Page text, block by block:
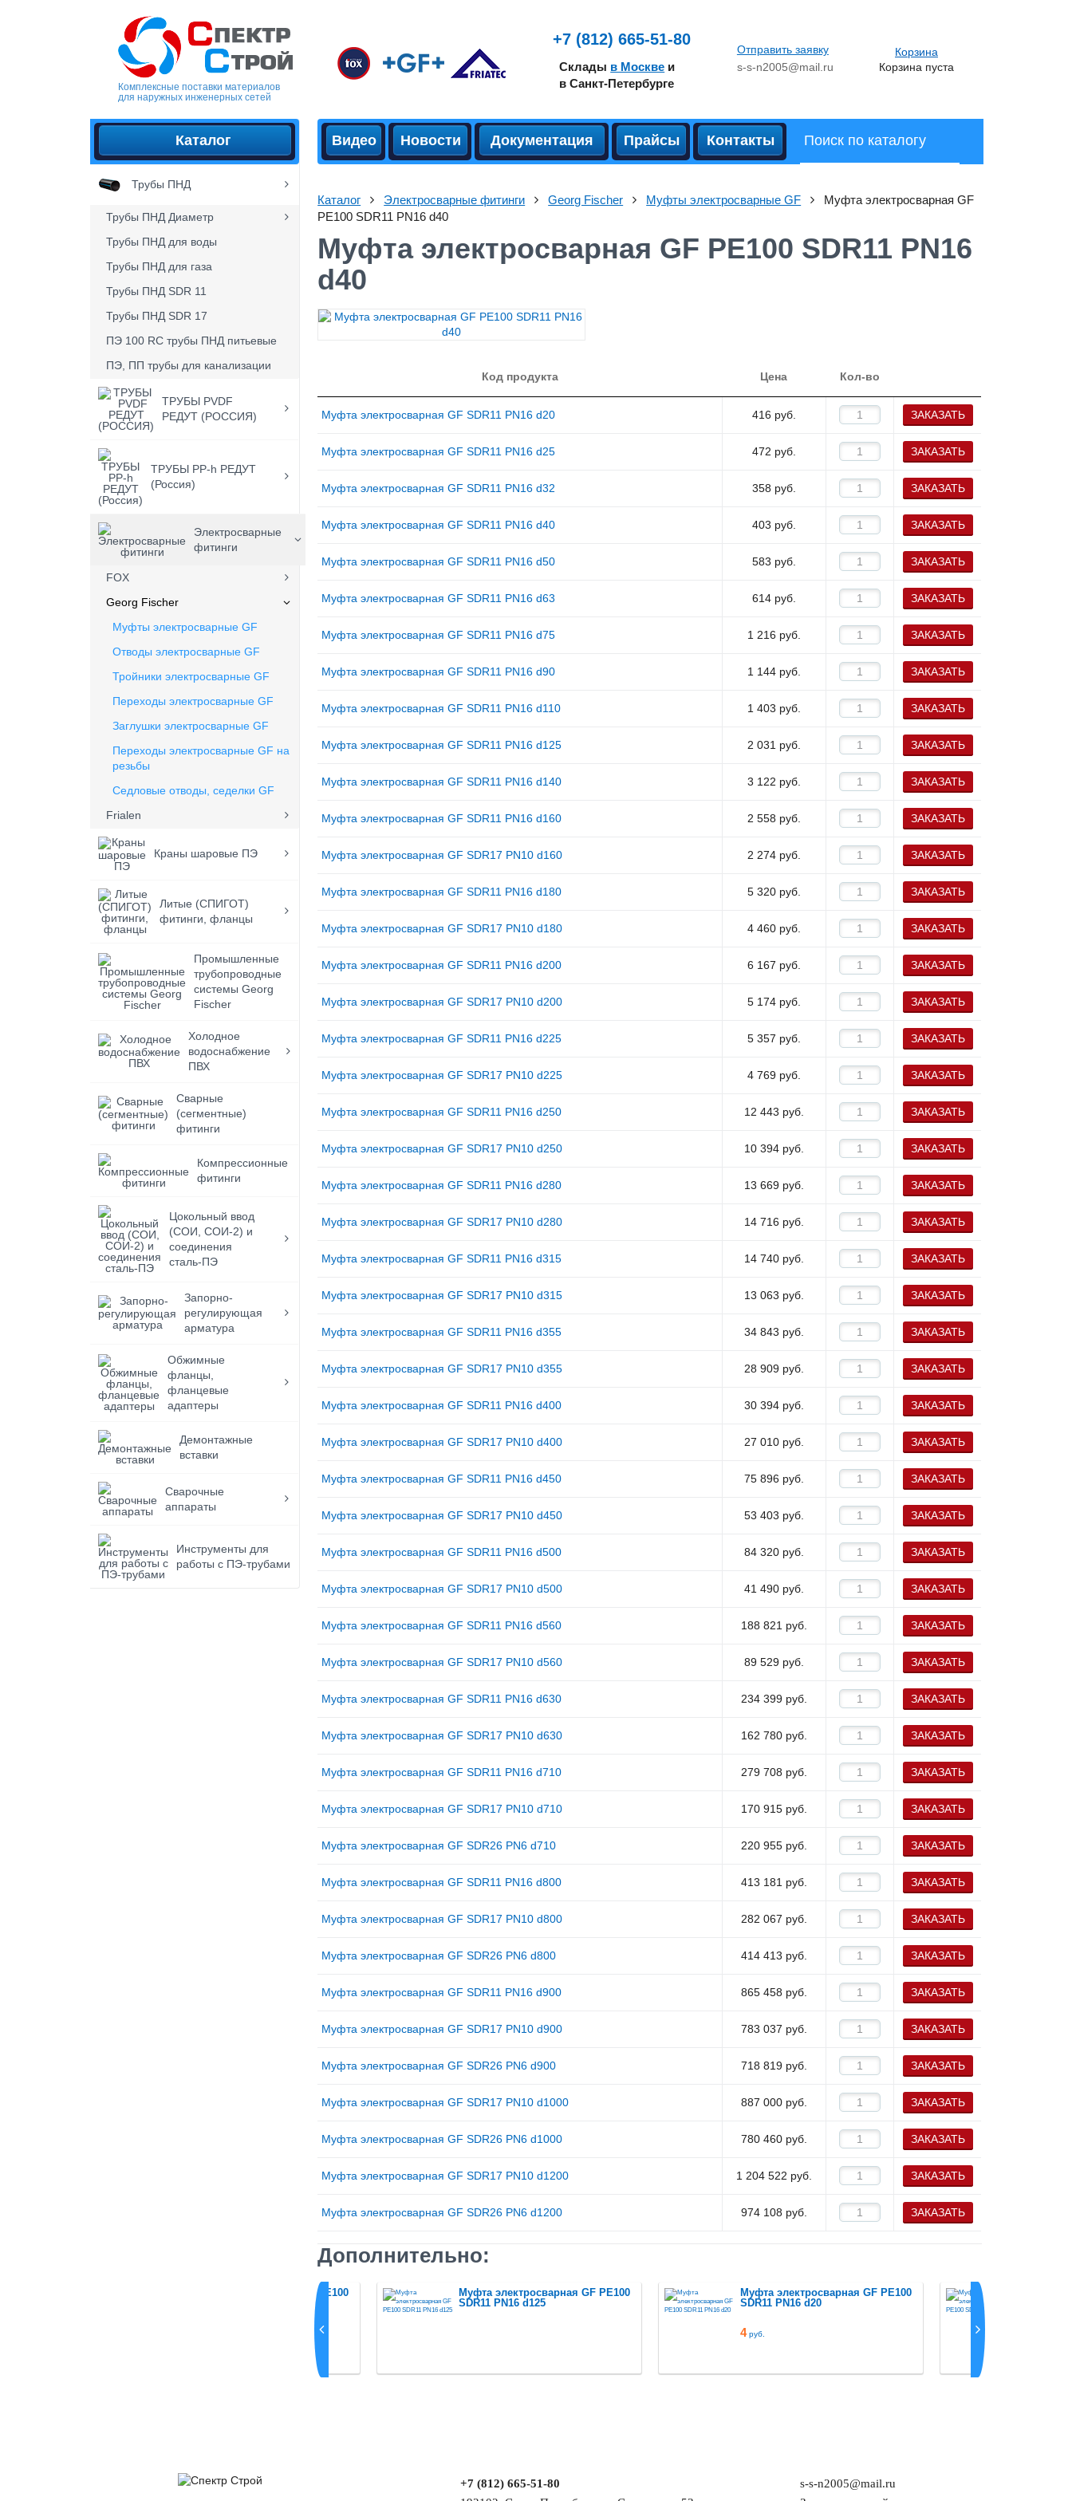
Комплексные поставки материалов
для наружных инженерных сетей
+7 (812) 665-51-80
Склады в Москве и
в Санкт-Петербурге
Отправить заявку
s-s-n2005@mail.ru
Корзина
Корзина пуста
Каталог
Трубы ПНД
Трубы ПНД Диаметр
Трубы ПНД для воды
Трубы ПНД для газа
Трубы ПНД SDR 11
Трубы ПНД SDR 17
ПЭ 100 RC трубы ПНД питьевые
ПЭ, ПП трубы для канализации
ТРУБЫ PVDF
РЕДУТ (РОССИЯ)
ТРУБЫ PP-h РЕДУТ
(Россия)
Электросварные
фитинги
FOX
Georg Fischer
Муфты электросварные GF
Отводы электросварные GF
Тройники электросварные GF
Переходы электросварные GF
Заглушки электросварные GF
Переходы электросварные GF на
резьбы
Седловые отводы, седелки GF
Frialen
Краны шаровые ПЭ
Литые (СПИГОТ)
фитинги, фланцы
Промышленные
трубопроводные
системы Georg
Fischer
Холодное
водоснабжение
ПВХ
Сварные
(сегментные)
фитинги
Компрессионные
фитинги
Цокольный ввод
(СОИ, СОИ-2) и
соединения
сталь-ПЭ
Запорно-
регулирующая
арматура
Обжимные
фланцы,
фланцевые
адаптеры
Демонтажные
вставки
Сварочные
аппараты
Инструменты для
работы с ПЭ-трубами
Видео Новости Документация Прайсы Контакты
Каталог Электросварные фитинги Georg Fischer Муфты электросварные GF
Муфта электросварная GF
PE100 SDR11 PN16 d40
Муфта электросварная GF PE100 SDR11 PN16
d40
Код продукта Цена Кол-во
Муфта электросварная GF SDR11 PN16 d20 416 руб. ЗАКАЗАТЬ
Муфта электросварная GF SDR11 PN16 d25 472 руб. ЗАКАЗАТЬ
Муфта электросварная GF SDR11 PN16 d32 358 руб. ЗАКАЗАТЬ
Муфта электросварная GF SDR11 PN16 d40 403 руб. ЗАКАЗАТЬ
Муфта электросварная GF SDR11 PN16 d50 583 руб. ЗАКАЗАТЬ
Муфта электросварная GF SDR11 PN16 d63 614 руб. ЗАКАЗАТЬ
Муфта электросварная GF SDR11 PN16 d75 1 216 руб. ЗАКАЗАТЬ
Муфта электросварная GF SDR11 PN16 d90 1 144 руб. ЗАКАЗАТЬ
Муфта электросварная GF SDR11 PN16 d110 1 403 руб. ЗАКАЗАТЬ
Муфта электросварная GF SDR11 PN16 d125 2 031 руб. ЗАКАЗАТЬ
Муфта электросварная GF SDR11 PN16 d140 3 122 руб. ЗАКАЗАТЬ
Муфта электросварная GF SDR11 PN16 d160 2 558 руб. ЗАКАЗАТЬ
Муфта электросварная GF SDR17 PN10 d160 2 274 руб. ЗАКАЗАТЬ
Муфта электросварная GF SDR11 PN16 d180 5 320 руб. ЗАКАЗАТЬ
Муфта электросварная GF SDR17 PN10 d180 4 460 руб. ЗАКАЗАТЬ
Муфта электросварная GF SDR11 PN16 d200 6 167 руб. ЗАКАЗАТЬ
Муфта электросварная GF SDR17 PN10 d200 5 174 руб. ЗАКАЗАТЬ
Муфта электросварная GF SDR11 PN16 d225 5 357 руб. ЗАКАЗАТЬ
Муфта электросварная GF SDR17 PN10 d225 4 769 руб. ЗАКАЗАТЬ
Муфта электросварная GF SDR11 PN16 d250 12 443 руб. ЗАКАЗАТЬ
Муфта электросварная GF SDR17 PN10 d250 10 394 руб. ЗАКАЗАТЬ
Муфта электросварная GF SDR11 PN16 d280 13 669 руб. ЗАКАЗАТЬ
Муфта электросварная GF SDR17 PN10 d280 14 716 руб. ЗАКАЗАТЬ
Муфта электросварная GF SDR11 PN16 d315 14 740 руб. ЗАКАЗАТЬ
Муфта электросварная GF SDR17 PN10 d315 13 063 руб. ЗАКАЗАТЬ
Муфта электросварная GF SDR11 PN16 d355 34 843 руб. ЗАКАЗАТЬ
Муфта электросварная GF SDR17 PN10 d355 28 909 руб. ЗАКАЗАТЬ
Муфта электросварная GF SDR11 PN16 d400 30 394 руб. ЗАКАЗАТЬ
Муфта электросварная GF SDR17 PN10 d400 27 010 руб. ЗАКАЗАТЬ
Муфта электросварная GF SDR11 PN16 d450 75 896 руб. ЗАКАЗАТЬ
Муфта электросварная GF SDR17 PN10 d450 53 403 руб. ЗАКАЗАТЬ
Муфта электросварная GF SDR11 PN16 d500 84 320 руб. ЗАКАЗАТЬ
Муфта электросварная GF SDR17 PN10 d500 41 490 руб. ЗАКАЗАТЬ
Муфта электросварная GF SDR11 PN16 d560 188 821 руб. ЗАКАЗАТЬ
Муфта электросварная GF SDR17 PN10 d560 89 529 руб. ЗАКАЗАТЬ
Муфта электросварная GF SDR11 PN16 d630 234 399 руб. ЗАКАЗАТЬ
Муфта электросварная GF SDR17 PN10 d630 162 780 руб. ЗАКАЗАТЬ
Муфта электросварная GF SDR11 PN16 d710 279 708 руб. ЗАКАЗАТЬ
Муфта электросварная GF SDR17 PN10 d710 170 915 руб. ЗАКАЗАТЬ
Муфта электросварная GF SDR26 PN6 d710 220 955 руб. ЗАКАЗАТЬ
Муфта электросварная GF SDR11 PN16 d800 413 181 руб. ЗАКАЗАТЬ
Муфта электросварная GF SDR17 PN10 d800 282 067 руб. ЗАКАЗАТЬ
Муфта электросварная GF SDR26 PN6 d800 414 413 руб. ЗАКАЗАТЬ
Муфта электросварная GF SDR11 PN16 d900 865 458 руб. ЗАКАЗАТЬ
Муфта электросварная GF SDR17 PN10 d900 783 037 руб. ЗАКАЗАТЬ
Муфта электросварная GF SDR26 PN6 d900 718 819 руб. ЗАКАЗАТЬ
Муфта электросварная GF SDR17 PN10 d1000 887 000 руб. ЗАКАЗАТЬ
Муфта электросварная GF SDR26 PN6 d1000 780 460 руб. ЗАКАЗАТЬ
Муфта электросварная GF SDR17 PN10 d1200 1 204 522 руб. ЗАКАЗАТЬ
Муфта электросварная GF SDR26 PN6 d1200 974 108 руб. ЗАКАЗАТЬ
Дополнительно:
Муфта электросварная GF PE100
Муфта электросварная GF PE100
SDR11 PN16 d125
Муфта электросварная GF PE100
SDR11 PN16 d20
4руб.
+7 (812) 665-51-80
s-s-n2005@mail.ru